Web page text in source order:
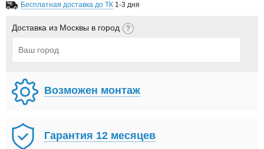
Бесплатная доставка до ТК 1-3 дня
Доставка из Москвы в город
Возможен монтаж
Гарантия 12 месяцев